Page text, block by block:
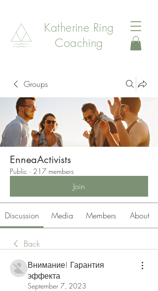
Katherine Ring
Coaching
Groups
EnneaActivists
Public · 217 members
Join
Discussion Media Members About
Back
Внимание! Гарантия
эффекта
September 7, 2023